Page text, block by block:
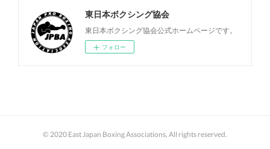
東日本ボクシング協会
東日本ボクシング協会公式ホームページです。
フォロー
© 2020 East Japan Boxing Associations, All rights reserved.